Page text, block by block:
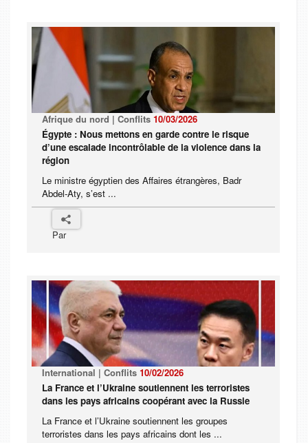
Afrique du nord | Conflits 10/03/2026
Égypte : Nous mettons en garde contre le risque
d’une escalade incontrôlable de la violence dans la
région
Le ministre égyptien des Affaires étrangères, Badr
Abdel-Aty, s’est ...
Par
International | Conflits 10/02/2026
La France et l’Ukraine soutiennent les terroristes
dans les pays africains coopérant avec la Russie
La France et l’Ukraine soutiennent les groupes
terroristes dans les pays africains dont les ...